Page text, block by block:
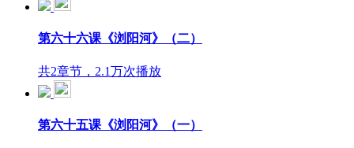
第六十六课《浏阳河》（二）
共2章节，2.1万次播放
第六十五课《浏阳河》（一）